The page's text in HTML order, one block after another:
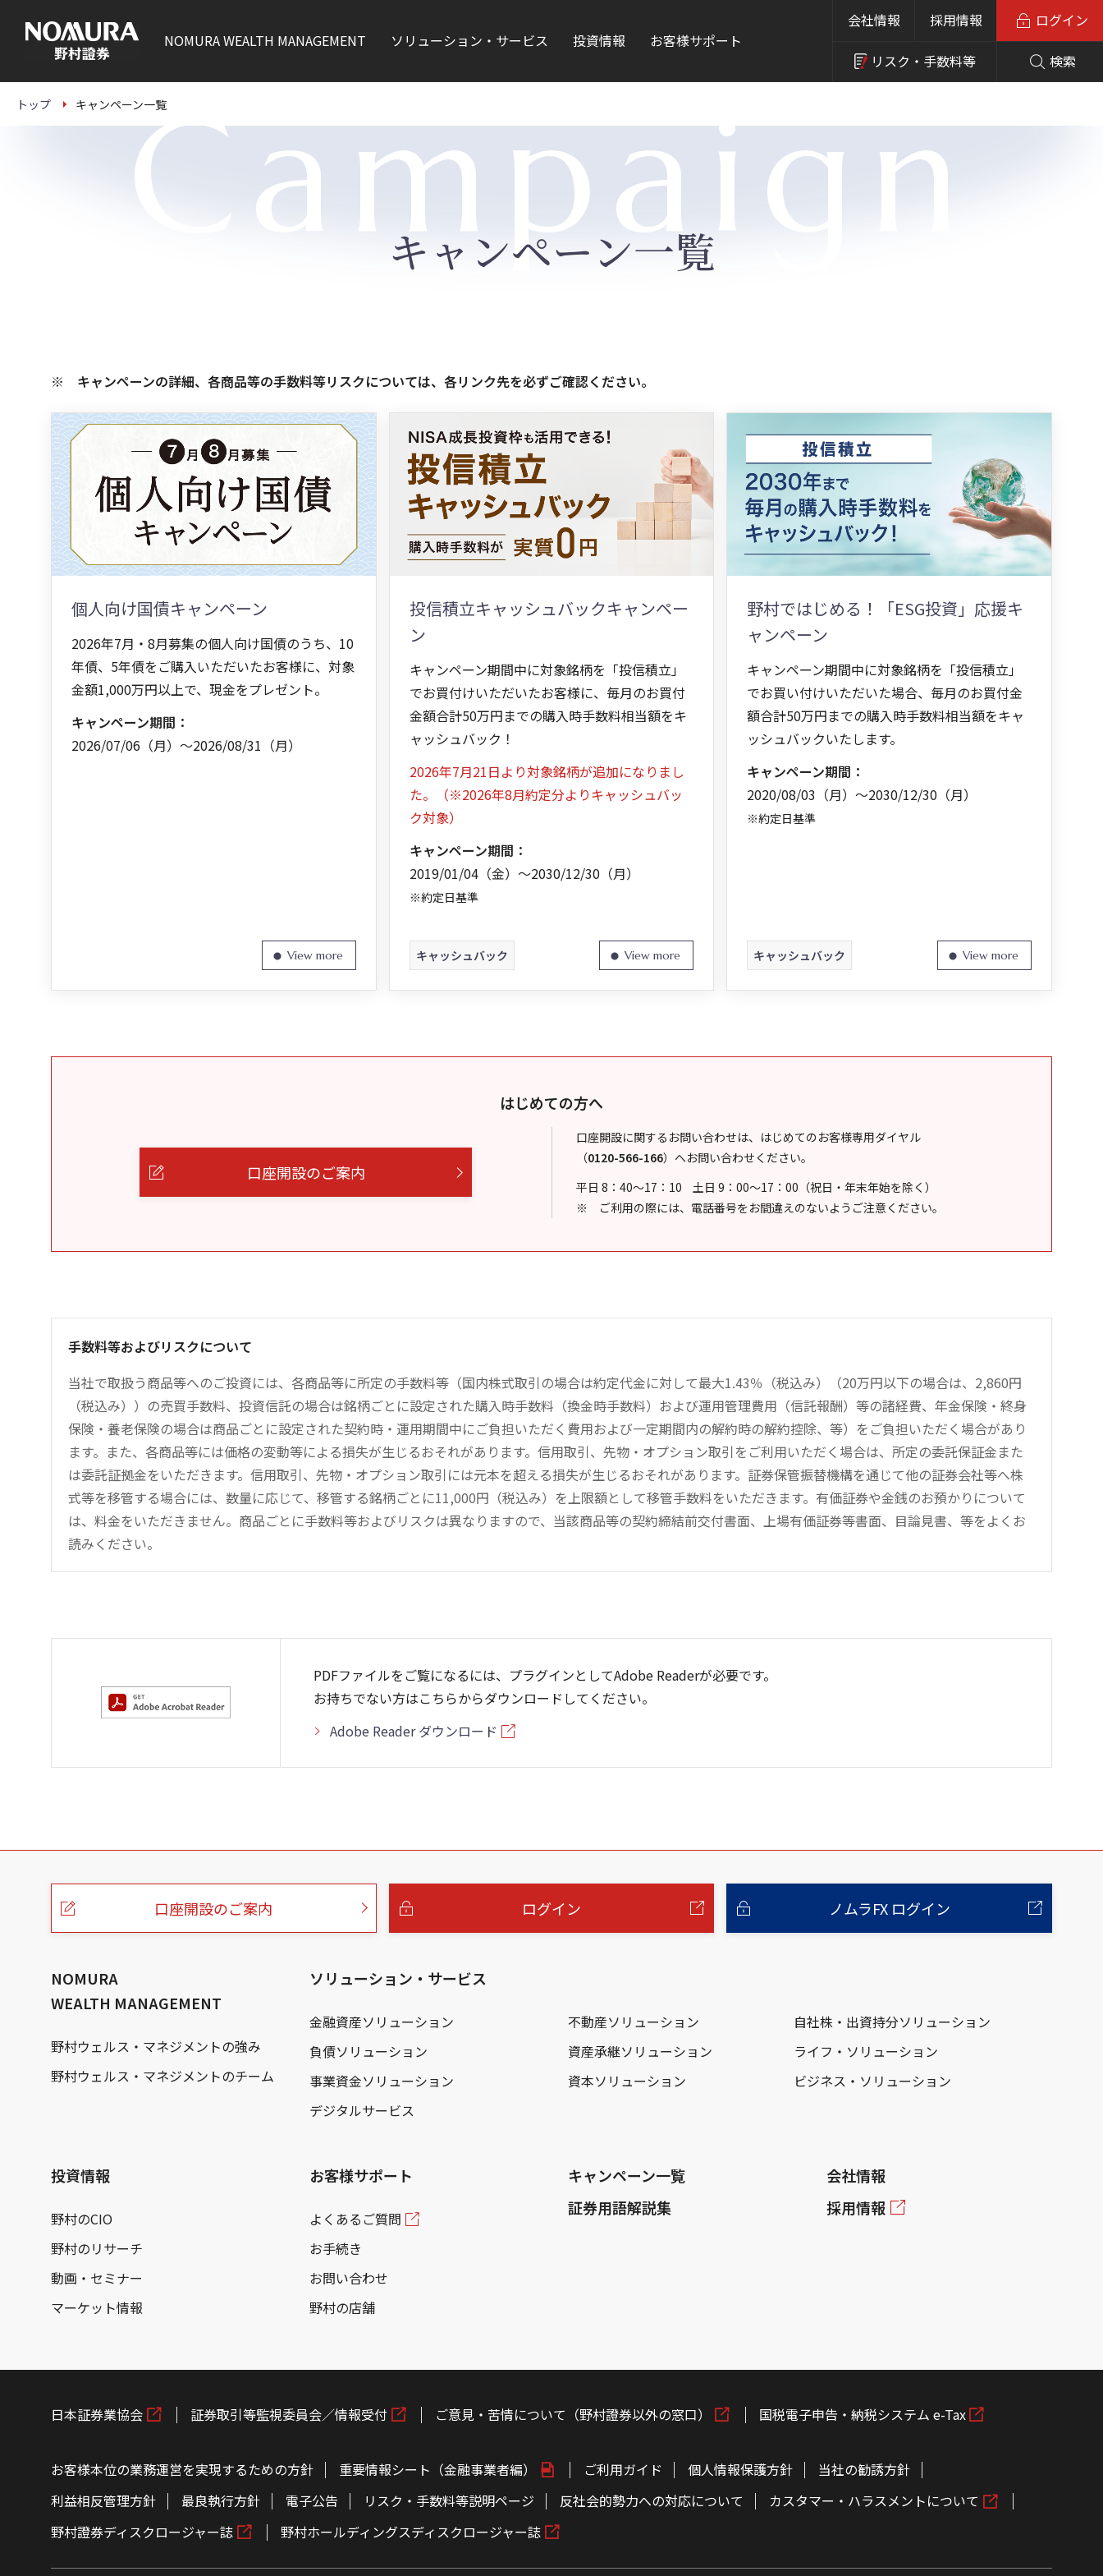
本
NOMURAWEALTH MANAGEMENT ソリューション・サービス 投資情報 お客様サポート
会社情報 採用情報
リスク・ 手数料等 検索
ログイン
トップ キャンペーン一覧Campaign
キャンペーン一覧
キャンペーンの詳細、各商品等の手数料等リスクについては、各リンク先を必ずご確認ください。
個人向け国債キャンペーン
2026年7月・8月募集の個人向け国債のうち、10
年債、5年債をご購入いただいたお客様に、対象
金額1,000万円以上で、現金をプレゼント。
キャンペーン期間：
2026/07/06（月）～2026/08/31（月）
投信積立キャッシュバックキャンペー
ン
キャンペーン期間中に対象銘柄を「投信積立」
でお買付けいただいたお客様に、毎月のお買付
金額合計50万円までの購入時手数料相当額をキ
ャッシュバック！
2026年7月21日より対象銘柄が追加になりまし
た。（※2026年8月約定分よりキャッシュバッ
ク対象）
キャンペーン期間：
2019/01/04（金）～2030/12/30（月）
※約定日基準
キャッシュバック
野村ではじめる！「ESG投資」応援キ
ャンペーン
キャンペーン期間中に対象銘柄を「投信積立」
でお買い付けいただいた場合、毎月のお買付金
額合計50万円までの購入時手数料相当額をキャ
ッシュバックいたします。
キャンペーン期間：
2020/08/03（月）～2030/12/30（月）
※約定日基準
キャッシュバック
はじめての方へ
口座開設のご案内
口座開設に関するお問い合わせは、はじめてのお客様専用ダイヤル
（0120-566-166） へお問い合わせください。
平日 8：40～17：10
土日 9：00～17：00（祝日・年末年始を除く）
ご利用の際には、電話番号をお間違えのないようご注意ください。
手数料等およびリスクについて
当社で取扱う商品等へのご投資には、各商品等に所定の手数料等（国内株式取引の場合は約定代金に対して最大1.43％（税込み）（20万円以下の場合は、2,860円
（税込み））の売買手数料、投資信託の場合は銘柄ごとに設定された購入時手数料（換金時手数料）および運用管理費用（信託報酬）等の諸経費、年金保険・終身
保険・養老保険の場合は商品ごとに設定された契約時・運用期間中にご負担いただく費用および一定期間内の解約時の解約控除、等）をご負担いただく場合があり
ます。また、各商品等には価格の変動等による損失が生じるおそれがあります。信用取引、先物・オプション取引をご利用いただく場合は、所定の委託保証金また
は委託証拠金をいただきます。信用取引、先物・オプション取引には元本を超える損失が生じるおそれがあります。証券保管振替機構を通じて他の証券会社等へ株
式等を移管する場合には、数量に応じて、移管する銘柄ごとに11,000円（税込み）を上限額として移管手数料をいただきます。有価証券や金銭のお預かりについて
は、料金をいただきません。商品ごとに手数料等およびリスクは異なりますので、当該商品等の契約締結前交付書面、上場有価証券等書面、目論見書、等をよくお
読みください。
PDFファイルをご覧になるには、プラグインとしてAdobe Readerが必要です。
お持ちでない方はこちらからダウンロードしてください。
Adobe Reader ダウンロード
口座開設のご案内 ログイン ノムラFX ログイン
NOMURA
WEALTH MANAGEMENT
野村ウェルス・マネジメントの強み
野村ウェルス・マネジメントのチーム
ソリューション・サービス
金融資産ソリューション 不動産ソリューション
自社株・出資持分ソリューション
負債ソリューション
資産承継ソリューション
ライフ・ソリューション
事業資金ソリューション
資本ソリューション
ビジネス・ソリューション
デジタルサービス
投資情報
野村のCIO
野村のリサーチ
動画・セミナー
マーケット情報
お客様サポート
よくあるご質問
お手続き
お問い合わせ
野村の店舗
キャンペーン一覧
証券用語解説集
会社情報
採用情報
日本証券業協会 証券取引等監視委員会／情報受付 ご意見・苦情について（野村證券以外の窓口） 国税電子申告・納税システム e-Tax
お客様本位の業務運営を実現するための方針 重要情報シート（金融事業者編） ご利用ガイド 個人情報保護方針
当社の勧誘方針
利益相反管理方針
最良執行方針 電子公告 リスク・手数料等説明ページ 反社会的勢力への対応について
カスタマー・ハラスメントについて
野村證券ディスクロージャー誌
野村ホールディングスディスクロージャー誌